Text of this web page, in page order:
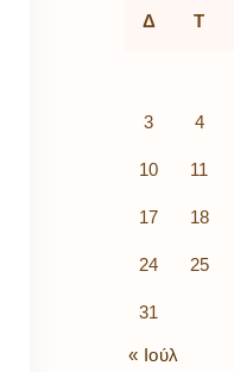
Δ Τ
3 4
10 11
17 18
24 25
31
« Ιούλ